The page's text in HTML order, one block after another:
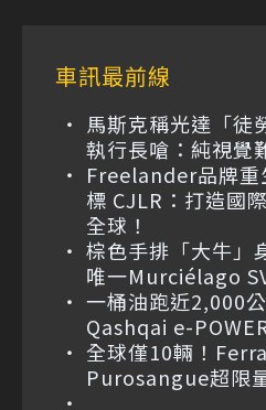
車訊最前線
馬斯克稱光達「徒
執行長嗆：純視覺
Freelander品牌重
標 CJLR：打造國
全球！
棕色手排「大牛」
唯一Murciélago
一桶油跑近2,000
Qashqai e-
全球僅10輛！
Purosangue超限